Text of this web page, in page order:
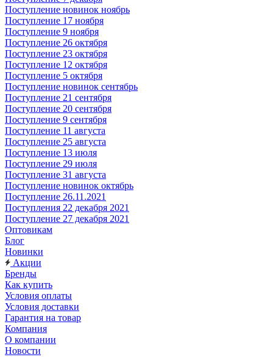
Поступление новинок ноябрь
Поступление 17 ноября
Поступление 9 ноября
Поступление 26 октября
Поступление 23 октября
Поступление 12 октября
Поступление 5 октября
Поступление новинок сентябрь
Поступление 21 сентября
Поступление 20 сентября
Поступление 9 сентября
Поступление 11 августа
Поступление 25 августа
Поступление 13 июля
Поступление 29 июля
Поступление 31 августа
Поступление новинок октябрь
Поступление 26.11.2021
Поступления 22 декабря 2021
Поступление 27 декабря 2021
Оптовикам
Блог
Новинки
Акции
Бренды
Как купить
Условия оплаты
Условия доставки
Гарантия на товар
Компания
О компании
Новости